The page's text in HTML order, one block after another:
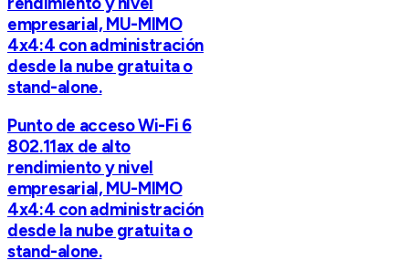
empresarial, MU-MIMO
4x4:4 con administración
desde la nube gratuita o
stand-alone.
Punto de acceso Wi-Fi 6
802.11ax de alto
rendimiento y nivel
empresarial, MU-MIMO
4x4:4 con administración
desde la nube gratuita o
stand-alone.